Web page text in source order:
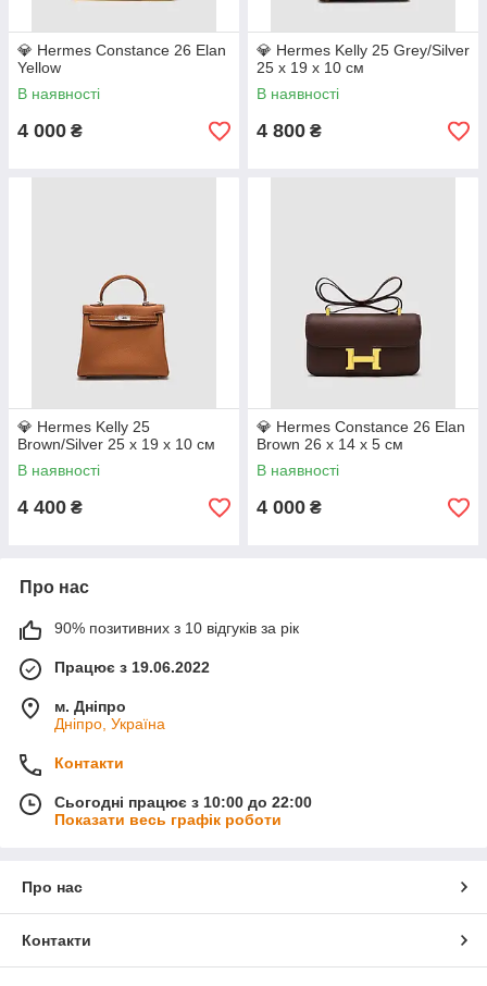
💎 Hermes Constance 26 Elan
Yellow
В наявності
4 000 ₴
💎 Hermes Kelly 25 Grey/Silver
25 х 19 х 10 см
В наявності
4 800 ₴
💎 Hermes Kelly 25
Brown/Silver 25 х 19 х 10 см
В наявності
4 400 ₴
💎 Hermes Constance 26 Elan
Brown 26 х 14 х 5 см
В наявності
4 000 ₴
Про нас
90% позитивних з 10 відгуків за рік
Працює з 19.06.2022
м. Дніпро
Дніпро, Україна
Контакти
Сьогодні працює з 10:00 до 22:00
Показати весь графік роботи
Про нас
Контакти